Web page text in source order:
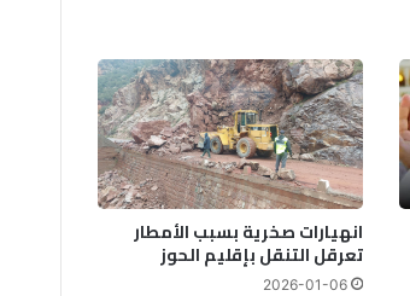
انهيارات صخرية بسبب الأمطار
تعرقل التنقل بإقليم الحوز
2026-01-06